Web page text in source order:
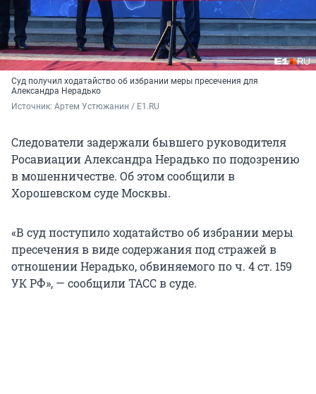
Суд получил ходатайство об избрании меры пресечения для
Александра Нерадько
Источник: Артем Устюжанин / E1.RU
Следователи задержали бывшего руководителя
Росавиации Александра Нерадько по подозрению
в мошенничестве. Об этом сообщили в
Хорошевском суде Москвы.
«В суд поступило ходатайство об избрании меры
пресечения в виде содержания под стражей в
отношении Нерадько, обвиняемого по ч. 4 ст. 159
УК РФ», — сообщили ТАСС в суде.